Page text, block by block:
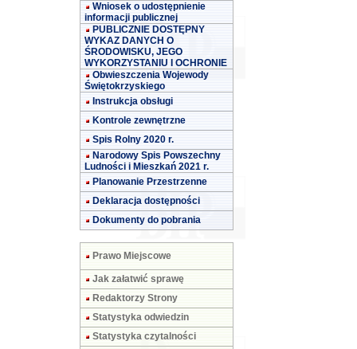
Wniosek o udostępnienie
informacji publicznej
PUBLICZNIE DOSTĘPNY
WYKAZ DANYCH O
ŚRODOWISKU, JEGO
WYKORZYSTANIU I OCHRONIE
Obwieszczenia Wojewody
Świętokrzyskiego
Instrukcja obsługi
Kontrole zewnętrzne
Spis Rolny 2020 r.
Narodowy Spis Powszechny
Ludności i Mieszkań 2021 r.
Planowanie Przestrzenne
Deklaracja dostępności
Dokumenty do pobrania
Prawo Miejscowe
Jak załatwić sprawę
Redaktorzy Strony
Statystyka odwiedzin
Statystyka czytalności